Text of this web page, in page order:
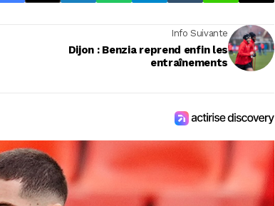
Info Suivante
Dijon : Benzia reprend enfin les
entraînements